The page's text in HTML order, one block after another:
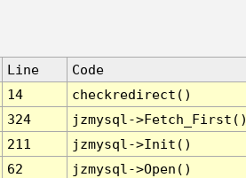
Line
Code
14
checkredirect()
324
jzmysql-
211
jzmysql->Init()
62
jzmysql->Open()